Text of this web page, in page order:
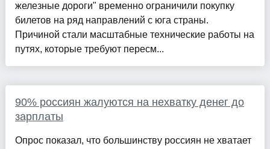
железные дороги" временно ограничили покупку
билетов на ряд направлений с юга страны.
Причиной стали масштабные технические работы на
путях, которые требуют пересм...
90% россиян жалуются на нехватку денег до
зарплаты
Опрос показал, что большинству россиян не хватает